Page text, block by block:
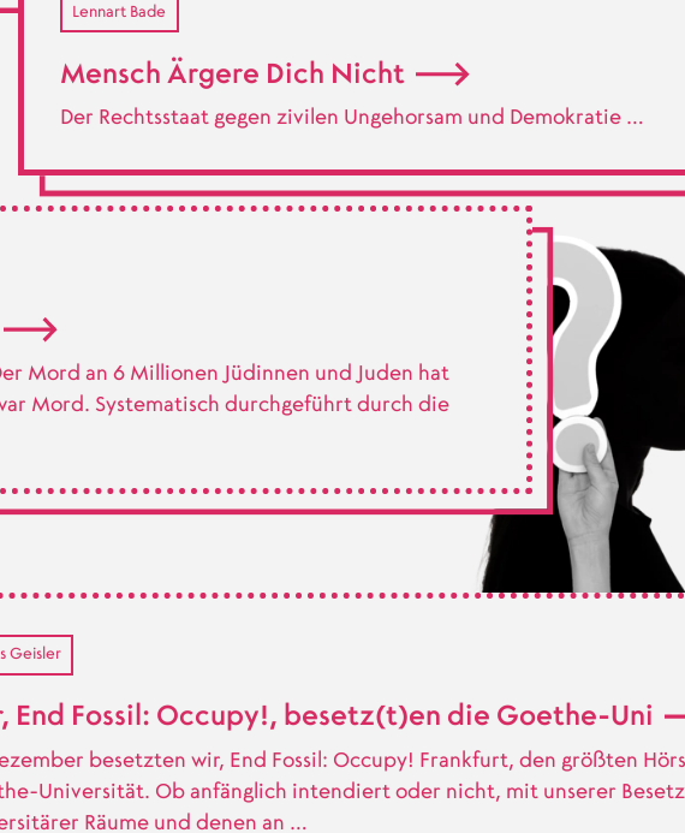
Lennart Bade
Mensch Ärgere Dich Nicht
Der Rechtsstaat gegen zivilen Ungehorsam und Demokratie …
Mord an 6 Millionen Jüdinnen und Juden hat
Mord. Systematisch durchgeführt durch die
Geisler
End Fossil: Occupy!, besetz(t)en die Goethe-Uni
besetzten wir, End Fossil: Occupy! Frankfurt, den größten
Universität. Ob anfänglich intendiert oder nicht, mit unserer
Räume und denen an …